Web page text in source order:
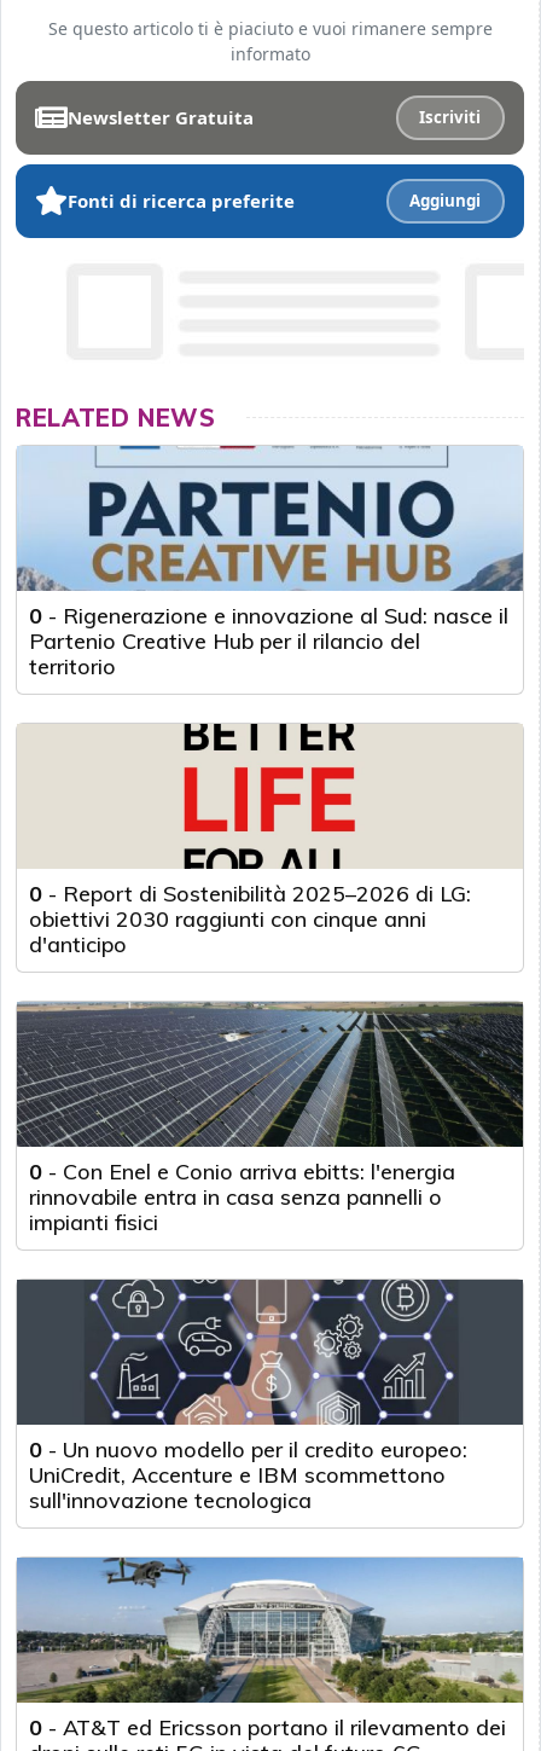
Se questo articolo ti è piaciuto e vuoi rimanere sempre
informato
Newsletter Gratuita Iscriviti
Fonti di ricerca preferite Aggiungi
RELATED NEWS
0 - Rigenerazione e innovazione al Sud: nasce il
Partenio Creative Hub per il rilancio del
territorio
0 - Report di Sostenibilità 2025–2026 di LG:
obiettivi 2030 raggiunti con cinque anni
d'anticipo
0 - Con Enel e Conio arriva ebitts: l'energia
rinnovabile entra in casa senza pannelli o
impianti fisici
0 - Un nuovo modello per il credito europeo:
UniCredit, Accenture e IBM scommettono
sull'innovazione tecnologica
0 - AT&T ed Ericsson portano il rilevamento dei